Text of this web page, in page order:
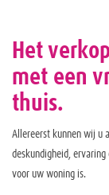
Het
met een
thuis.
Allereerst kunnen wij u
deskundigheid,
voor uw woning is.